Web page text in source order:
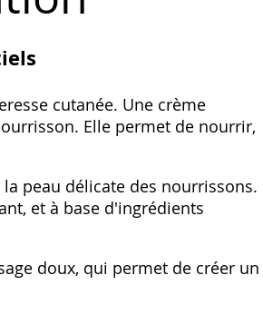
cutanée. Une crème
Elle permet de nourrir,
peau délicate des nourrissons.
et à base d'ingrédients
doux, qui permet de créer un